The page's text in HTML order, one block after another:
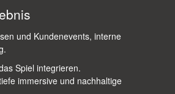
und Kundenevents, interne
Spiel integrieren.
immersive und nachhaltige